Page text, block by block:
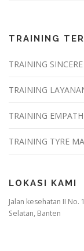
TRAINING
TRAINING
TRAINING
TRAINING
TRAINING TYRE
LOKASI KAMI
Jalan kesehatan II No.
Selatan, Banten